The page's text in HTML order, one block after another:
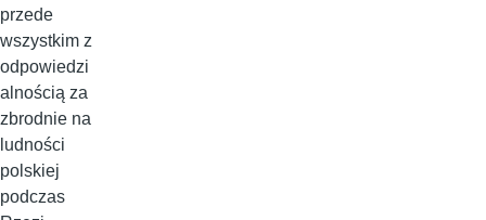
przede
wszystkim z
odpowiedzi
alnością za
zbrodnie na
ludności
polskiej
podczas